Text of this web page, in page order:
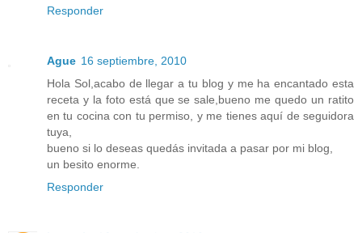
Responder
Ague 16 septiembre, 2010
Hola Sol,acabo de llegar a tu blog y me ha encantado esta
receta y la foto está que se sale,bueno me quedo un ratito
en tu cocina con tu permiso, y me tienes aquí de seguidora
tuya,
bueno si lo deseas quedás invitada a pasar por mi blog,
un besito enorme.
Responder